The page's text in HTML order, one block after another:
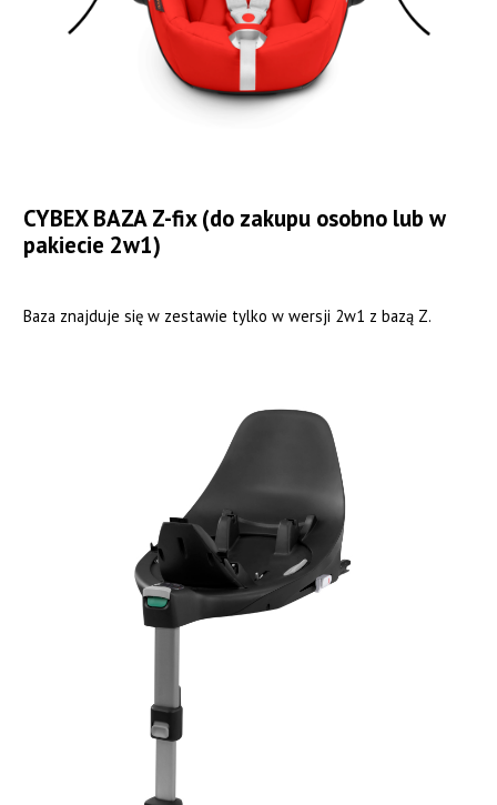
CYBEX BAZA Z-fix (do zakupu osobno lub w
pakiecie 2w1)
Baza znajduje się w zestawie tylko w wersji 2w1 z bazą Z.